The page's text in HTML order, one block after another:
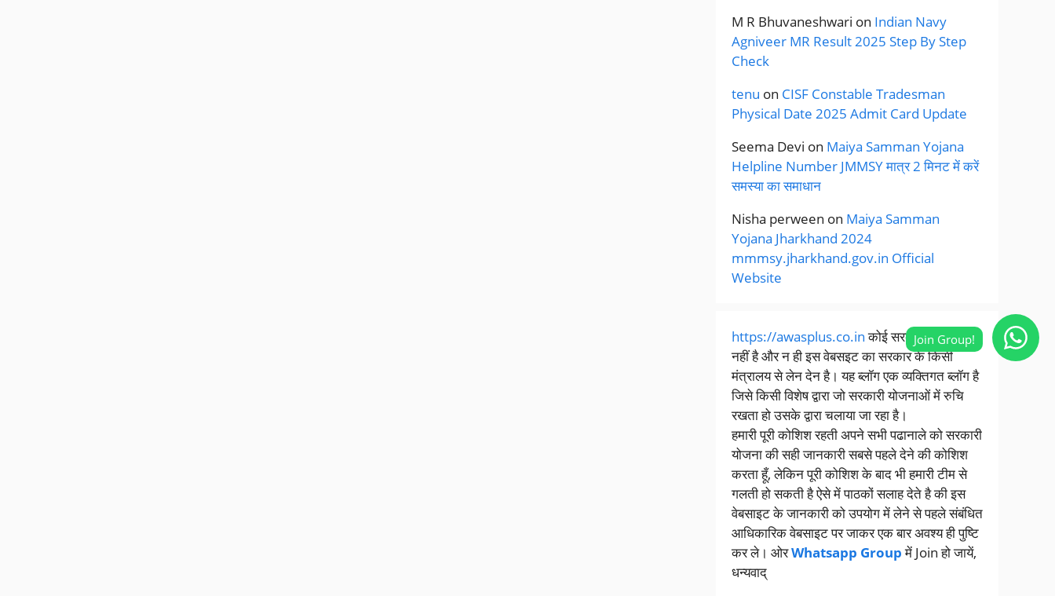
M R Bhuvaneshwari on Indian Navy
Agniveer MR Result 2025 Step By Step
Check
tenu on CISF Constable Tradesman
Physical Date 2025 Admit Card Update
Seema Devi on Maiya Samman Yojana
Helpline Number JMMSY मात्र 2 मिनट में करें
समस्या का समाधान
Nisha perween on Maiya Samman
Yojana Jharkhand 2024
mmmsy.jharkhand.gov.in Official
Website
https://awasplus.co.inकोई सरकारी वेबसाइट
नहीं है और न ही इस वेबसइट का सरकार के किसी
मंत्रालय से लेन देन है। यह ब्लॉग एक व्यक्तिगत ब्लॉग है
जिसे किसी विशेष द्वारा जो सरकारी योजनाओं में रुचि
रखता हो उसके द्वारा चलाया जा रहा है।
हमारी पूरी कोशिश रहती अपने सभी पढानाले को सरकारी
योजना की सही जानकारी सबसे पहले देने की कोशिश
करता हूँ, लेकिन पूरी कोशिश के बाद भी हमारी टीम से
गलती हो सकती है ऐसे में पाठकों सलाह देते है की इस
वेबसाइट के जानकारी को उपयोग में लेने से पहले संबंधित
आधिकारिक वेबसाइट पर जाकर एक बार अवश्य ही पुष्टि
कर ले। ओरWhatsapp Groupमें Join हो जायें,
धन्यवाद्